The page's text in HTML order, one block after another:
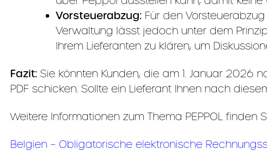
Vorsteuerabzug: Für den
Verwaltung lässt jedoch unter dem
Ihrem Lieferanten zu klären, um
Fazit: Sie könnten Kunden, die am 1. Januar 2026
PDF schicken. Sollte ein Lieferant Ihnen nach
Weitere Informationen zum Thema PEPPOL finden
Belgien – Obligatorische elektronische